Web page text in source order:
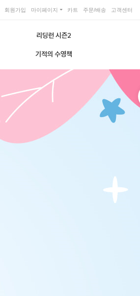
회원가입 마이페이지 카트 주문/배송 고객센터
리딩런 시즌2
기적의 수영책